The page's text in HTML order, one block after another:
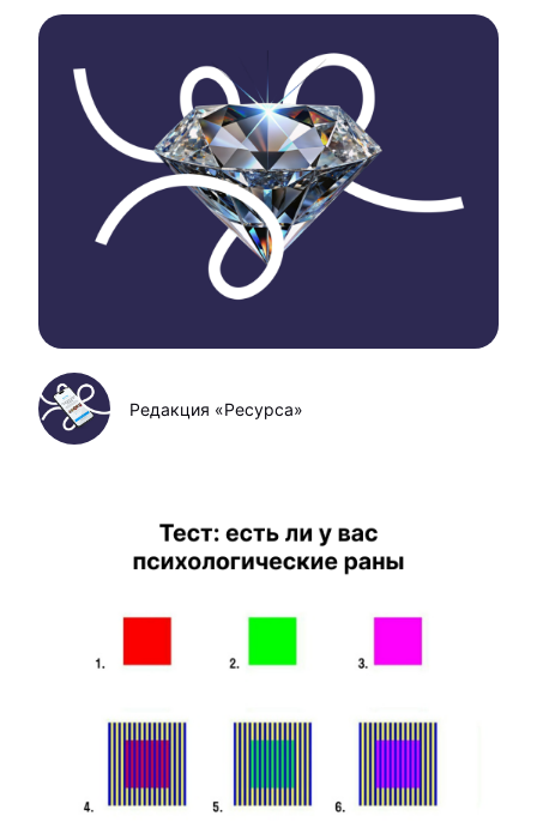
Редакция «Ресурса»